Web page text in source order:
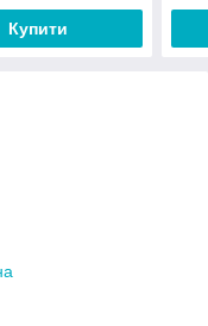
Купити